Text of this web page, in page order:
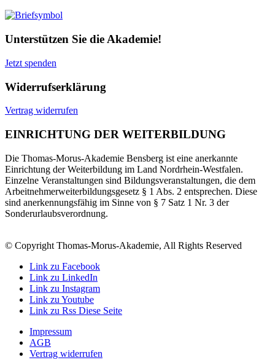
Unterstützen Sie die Akademie!
Jetzt spenden
Widerrufserklärung
Vertrag widerrufen
EINRICHTUNG DER WEITERBILDUNG
Die Thomas-Morus-Akademie Bensberg ist eine anerkannte
Einrichtung der Weiterbildung im Land Nordrhein-Westfalen.
Einzelne Veranstaltungen sind Bildungsveranstaltungen, die dem
Arbeitnehmerweiterbildungsgesetz § 1 Abs. 2 entsprechen. Diese
sind anerkennungsfähig im Sinne von § 7 Satz 1 Nr. 3 der
Sonderurlaubsverordnung.
© Copyright Thomas-Morus-Akademie, All Rights Reserved
Link zu Facebook
Link zu LinkedIn
Link zu Instagram
Link zu Youtube
Link zu Rss Diese Seite
Impressum
AGB
Vertrag widerrufen